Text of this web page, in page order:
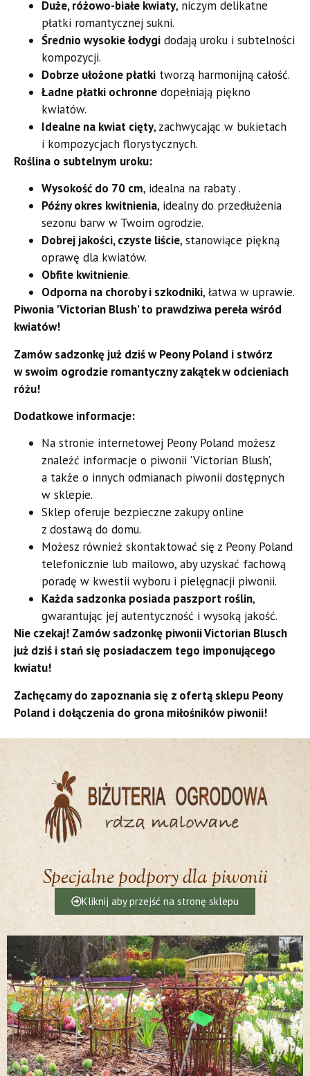
Duże, różowo-białe kwiaty, niczym delikatne
płatki romantycznej sukni.
Średnio wysokie łodygi dodają uroku i subtelności
kompozycji.
Dobrze ułożone płatki tworzą harmonijną całość.
Ładne płatki ochronne dopełniają piękno
kwiatów.
Idealne na kwiat cięty, zachwycając w bukietach
i kompozycjach florystycznych.
Roślina o subtelnym uroku:
Wysokość do 70 cm, idealna na rabaty .
Późny okres kwitnienia, idealny do przedłużenia
sezonu barw w Twoim ogrodzie.
Dobrej jakości, czyste liście, stanowiące piękną
oprawę dla kwiatów.
Obfite kwitnienie.
Odporna na choroby i szkodniki, łatwa w uprawie.
Piwonia 'Victorian Blush’ to prawdziwa pereła wśród
kwiatów!
Zamów sadzonkę już dziś w Peony Poland i stwórz
w swoim ogrodzie romantyczny zakątek w odcieniach
różu!
Dodatkowe informacje:
Na stronie internetowej Peony Poland możesz
znaleźć informacje o piwonii 'Victorian Blush’,
a także o innych odmianach piwonii dostępnych
w sklepie.
Sklep oferuje bezpieczne zakupy online
z dostawą do domu.
Możesz również skontaktować się z Peony Poland
telefonicznie lub mailowo, aby uzyskać fachową
poradę w kwestii wyboru i pielęgnacji piwonii.
Każda sadzonka posiada paszport roślin,
gwarantując jej autentyczność i wysoką jakość.
Nie czekaj! Zamów sadzonkę piwonii Victorian Blusch
już dziś i stań się posiadaczem tego imponującego
kwiatu!
Zachęcamy do zapoznania się z ofertą sklepu Peony
Poland i dołączenia do grona miłośników piwonii!
Specjalne podpory dla piwonii
Kliknij aby przejść na stronę sklepu